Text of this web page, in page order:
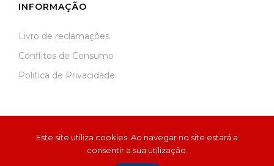
Este site utiliza cookies. Ao navegar no site estará a
consentir a sua utilização.
INFORMAÇÃO
Livro de reclamações
Conflitos de Consumo
Politica de Privacidade